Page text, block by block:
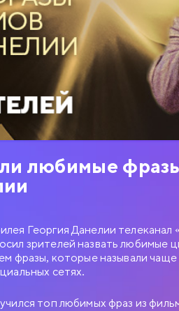
любимые
Георгия Данелии
зрителей назвать любимые
фразы, которые называли чаще
сетях.
топ любимых фраз из